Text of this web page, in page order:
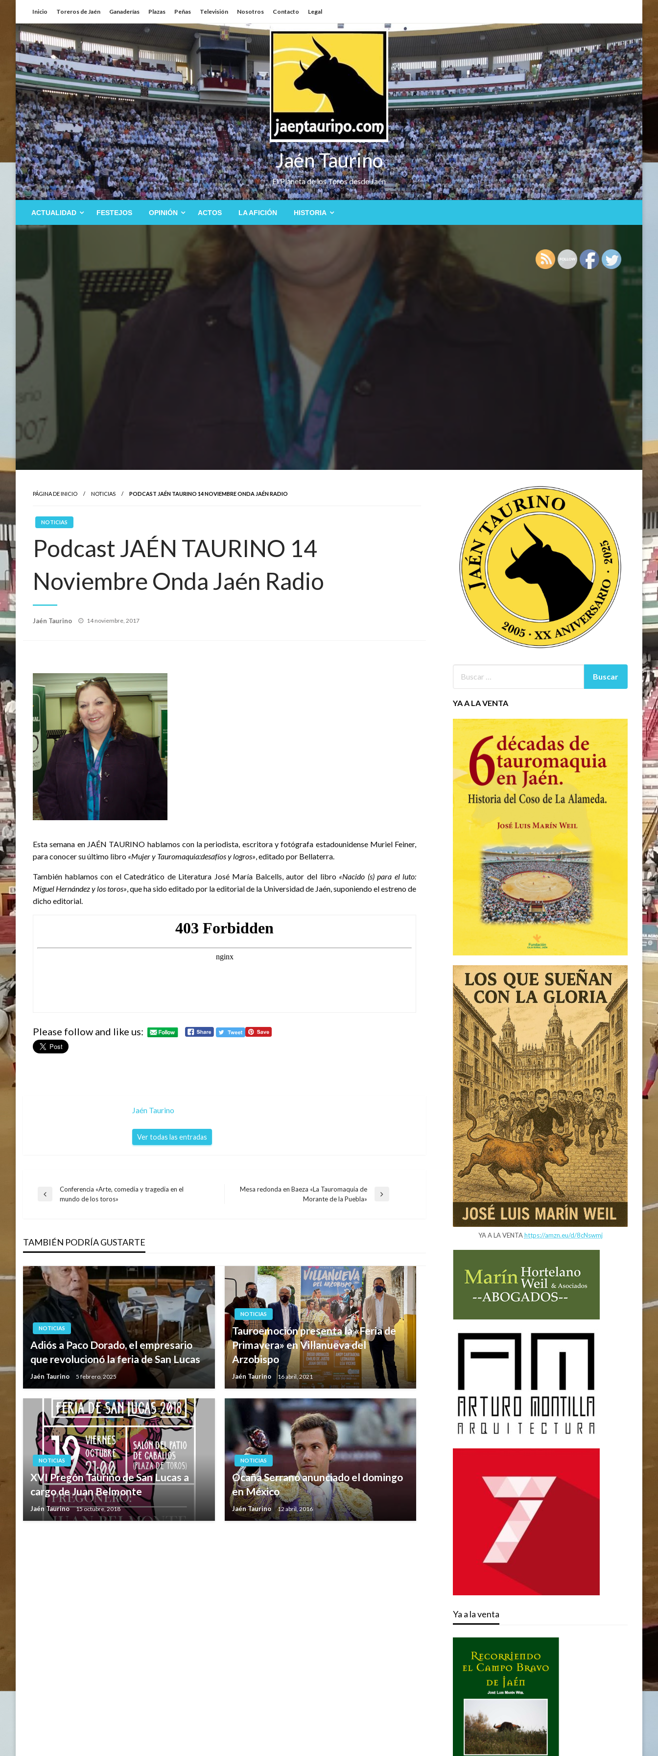
contenido
Inicio Toreros de Jaén Ganaderías Plazas Peñas Televisión Nosotros Contacto Legal
Jaén Taurino
El Planeta de los Toros desde Jaén
ACTUALIDAD FESTEJOS OPINIÓN ACTOS LA AFICIÓN HISTORIA
PÁGINA DE INICIO NOTICIAS PODCAST JAÉN TAURINO 14 NOVIEMBRE ONDA JAÉN RADIO
NOTICIAS
Podcast JAÉN TAURINO 14
Noviembre Onda Jaén Radio
Jaén Taurino
Publicado
14 noviembre, 2017
Esta semana en JAÉN TAURINO hablamos con la periodista, escritora y fotógrafa estadounidense Muriel Feiner,
para conocer su último libro «Mujer y Tauromaquia:desafíos y logros», editado por Bellaterra.
También hablamos con el Catedrático de Literatura José María Balcells, autor del libro «Nacido (s) para el luto:
Miguel Hernández y los toros», que ha sido editado por la editorial de la Universidad de Jaén, suponiendo el estreno de
dicho editorial.
Please follow and like us:
Jaén Taurino
Ver todas las entradas
Navegación
entradas
Entrada
Conferencia «Arte, comedia y tragedia en el
mundo de los toros»
Mesa redonda en Baeza «La Tauromaquia de
Morante de la Puebla»
TAMBIÉN PODRÍA GUSTARTE
NOTICIAS
Adiós a Paco Dorado, el empresario
que revolucionó la feria de San Lucas
Jaén Taurino 5 febrero, 2025
NOTICIAS
Tauroemoción presenta la «Feria de
Primavera» en Villanueva del
Arzobispo
Jaén Taurino 16 abril, 2021
NOTICIAS
XVI Pregón Taurino de San Lucas a
cargo de Juan Belmonte
Jaén Taurino 15 octubre, 2018
NOTICIAS
Ocaña Serrano anunciado el domingo
en México
Jaén Taurino 12 abril, 2016
YA A LA VENTA
YA A LA VENTAhttps://amzn.eu/d/8cNswmj
Ya a la venta